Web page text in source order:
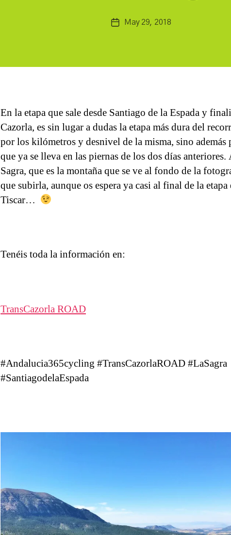
Post
n
a
PostMay 29, 2018
En la etapa que sale desde Santiago de la Espada y
Cazorla, es sin lugar a dudas la etapa más dura del
por los kilómetros y desnivel de la misma, sino además
que ya se lleva en las piernas de los dos días
Sagra, que es la montaña que se ve al fondo de la
que subirla, aunque os espera ya casi al final de la
Tiscar…
Tenéis toda la información en:
TransCazorla ROAD
#Andalucia365cycling #TransCazorlaROAD #LaSagra
#SantiagodelaEspada